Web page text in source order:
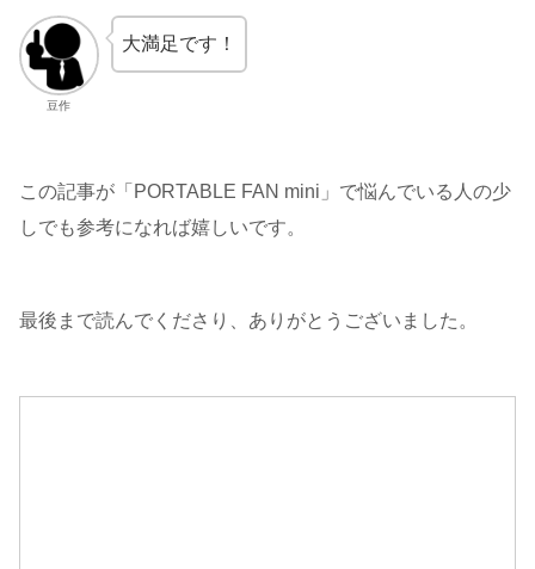
豆作
大満足です！
この記事が「PORTABLE FAN mini」で悩んでいる人の少
しでも参考になれば嬉しいです。
最後まで読んでくださり、ありがとうございました。